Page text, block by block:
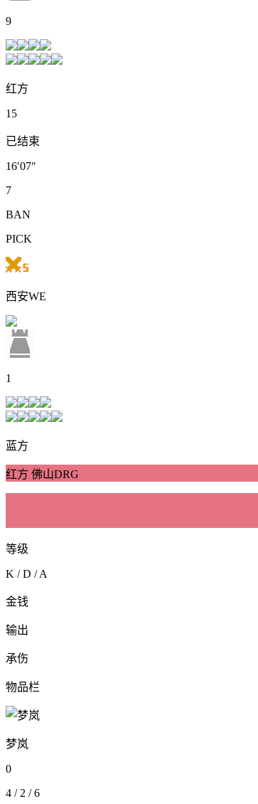
9
红方
15
已结束
16′07″
7
BAN
PICK
西安WE
1
蓝方
红方 佛山DRG
等级
K / D / A
金钱
输出
承伤
物品栏
梦岚
0
4 /2 /6